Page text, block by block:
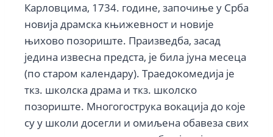
Карловцима, 1734. године, започиње у Срба
новија драмска књижевност и новије
њихово позориште. Праизведба, засад
једина извесна предста, је била јуна месеца
(по старом календару). Траедокомедија је
ткз. школска драма и ткз. школско
позориште. Многогострука вокација до које
су у школи досегли и омиљена обавеза свих